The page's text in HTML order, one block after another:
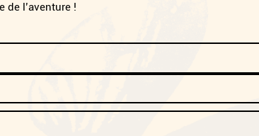
de l’aventure !